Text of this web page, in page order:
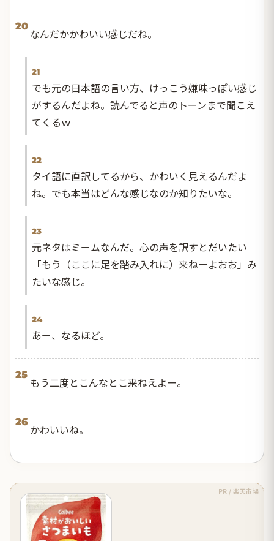
20
なんだかかわいい感じだね。
21
でも元の日本語の言い方、けっこう嫌味っぽい感じ
がするんだよね。読んでると声のトーンまで聞こえ
てくるｗ
22
タイ語に直訳してるから、かわいく見えるんだよ
ね。でも本当はどんな感じなのか知りたいな。
23
元ネタはミームなんだ。心の声を訳すとだいたい
「もう（ここに足を踏み入れに）来ねーよおお」み
たいな感じ。
24
あー、なるほど。
25
もう二度とこんなとこ来ねえよー。
26
かわいいね。
PR / 楽天市場